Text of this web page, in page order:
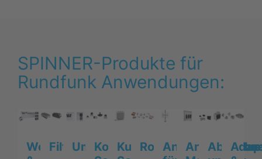
SPINNER-Produkte für
Rundfunk Anwendungen:
Weichen
FilterUmschaltfelder
KoaxialeKurzwellen-Antennen
Antenna